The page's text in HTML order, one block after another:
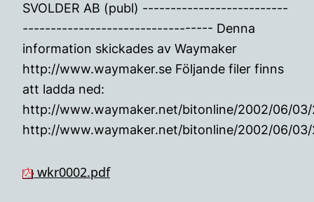
SVOLDER AB (publ) --------------------------
---------------------------------- Denna
information skickades av Waymaker
http://www.waymaker.se Följande filer finns
att ladda ned:
http://www.waymaker.net/bitonline/2002/06/
http://www.waymaker.net/bitonline/2002/06/
wkr0002.pdf